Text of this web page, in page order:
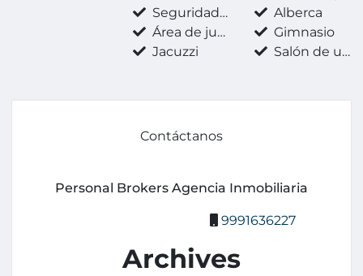
Seguridad 24 horas
Alberca
Área de juegos infantiles
Gimnasio
Jacuzzi
Salón de usos múltiples
Contáctanos
Personal Brokers Agencia Inmobiliaria
9991636227
Archives